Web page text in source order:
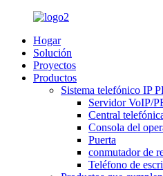
Hogar
Solución
Proyectos
Productos
Sistema telefónico IP
Servidor VoIP/
Central
Consola del
Puerta
conmutador de
Teléfono de